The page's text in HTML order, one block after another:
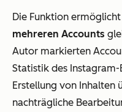
Die Funktion ermöglicht
mehreren Accounts
Autor markierten
Statistik des
Erstellung von Inhalten
nachträgliche